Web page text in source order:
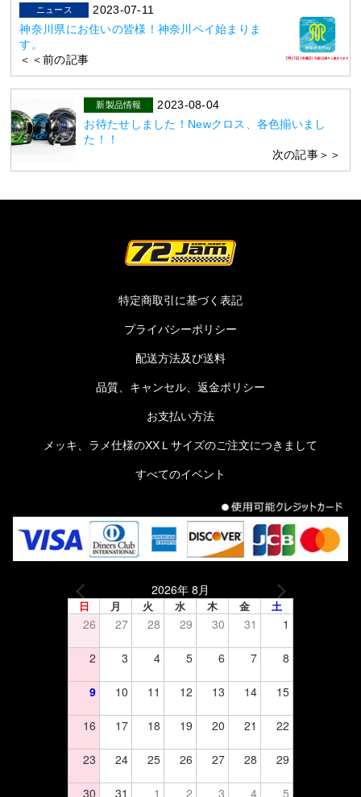
ニュース
2023-07-11
神奈川県にお住いの皆様！神奈川ペイ始まりま
す。
＜＜前の記事
新製品情報
2023-08-04
お待たせしました！Newクロス、各色揃いまし
た！！
次の記事＞＞
特定商取引に基づく表記
プライバシーポリシー
配送方法及び送料
品質、キャンセル、返金ポリシー
お支払い方法
メッキ、ラメ仕様のXXＬサイズのご注文につきまして
すべてのイベント
2026年 8月
日 月 火 水 木 金 土
26 27 28 29 30 31 1
2 3 4 5 6 7 8
9 10 11 12 13 14 15
16 17 18 19 20 21 22
23 24 25 26 27 28 29
30 31 1 2 3 4 5